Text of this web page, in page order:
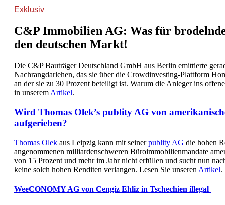
Exklusiv
C&P Immobilien AG: Was für
den deutschen Markt!
Die C&P Bauträger Deutschland GmbH aus Berlin emittierte
Nachrangdarlehen, das sie über die Crowdinvesting-Plattform
an der sie zu 30 Prozent beteiligt ist. Warum die Anleger ins
in unserem Artikel.
Wird Thomas Olek’s publity AG von
aufgerieben?
Thomas Olek aus Leipzig kann mit seinerpublity AG die hohen
angenommenen milliardenschweren Büroimmobilienmandate
von 15 Prozent und mehr im Jahr nicht erfüllen und sucht nun
keine solch hohen Renditen verlangen. Lesen Sie unseren Artikel.
WeeCONOMY AG von Cengiz Ehliz in Tschechien illegal